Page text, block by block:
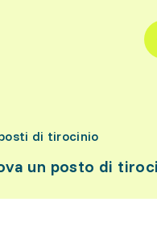
di tirocinio
un posto di